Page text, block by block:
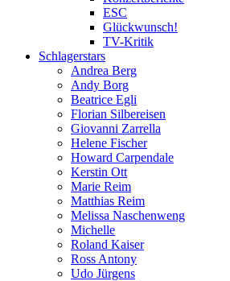
ESC
Glückwunsch!
TV-Kritik
Schlagerstars
Andrea Berg
Andy Borg
Beatrice Egli
Florian Silbereisen
Giovanni Zarrella
Helene Fischer
Howard Carpendale
Kerstin Ott
Marie Reim
Matthias Reim
Melissa Naschenweng
Michelle
Roland Kaiser
Ross Antony
Udo Jürgens